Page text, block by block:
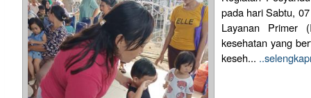
pada hari Sabtu,
Layanan Primer
kesehatan yang
keseh...